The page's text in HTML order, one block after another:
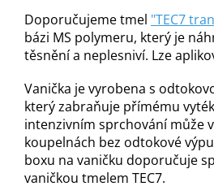
Doporučujeme tmel "TEC7
bázi MS polymeru, který je
těsnění a neplesniví. Lze
Vanička je vyrobena s
který zabraňuje přímému
intenzivním sprchování může
koupelnách bez odtokové
boxu na vaničku doporučuje
vaničkou tmelem TEC7.